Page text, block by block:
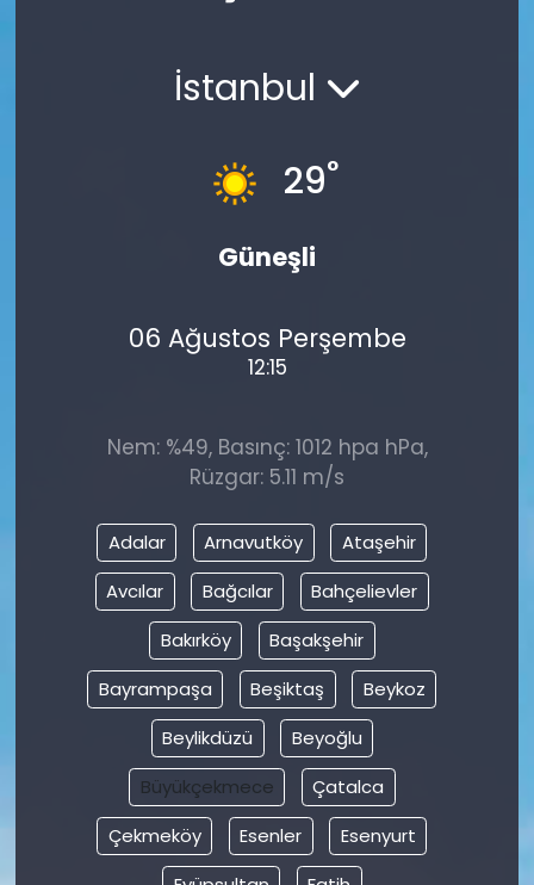
İstanbul
29°
Güneşli
06 Ağustos Perşembe
12:15
Nem: %49, Basınç: 1012 hpa hPa,
Rüzgar: 5.11 m/s
Adalar Arnavutköy
Ataşehir
Avcılar
Bağcılar
Bahçelievler
Bakırköy
Başakşehir
Bayrampaşa
Beşiktaş
Beykoz
Beylikdüzü
Beyoğlu
Büyükçekmece
Çatalca
Çekmeköy
Esenler
Esenyurt